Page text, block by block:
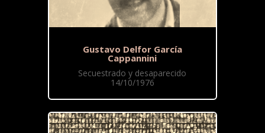
Gustavo Delfor García
Cappannini
Secuestrado y desaparecido
14/10/1976